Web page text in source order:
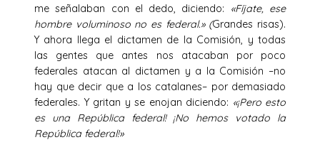
me señalaban con el dedo, diciendo: «Fíjate, ese
hombre voluminoso no es federal.» (Grandes risas).
Y ahora llega el dictamen de la Comisión, y todas
las gentes que antes nos atacaban por poco
federales atacan al dictamen y a la Comisión –no
hay que decir que a los catalanes– por demasiado
federales. Y gritan y se enojan diciendo: «¡Pero esto
es una República federal! ¡No hemos votado la
República federal!»